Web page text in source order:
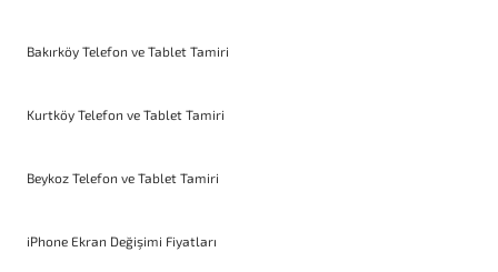
Bakırköy Telefon ve Tablet Tamiri
Kurtköy Telefon ve Tablet Tamiri
Beykoz Telefon ve Tablet Tamiri
iPhone Ekran Değişimi Fiyatları